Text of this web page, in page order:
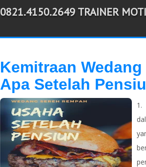
0821.4150.2649 TRAINER
Kemitraan
Apa Setelah
1.